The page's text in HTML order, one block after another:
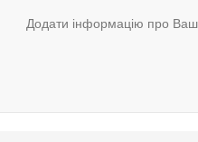
Додати інформацію про